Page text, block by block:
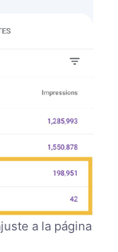
a la página